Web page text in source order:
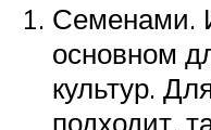
Семенами.
основном
культур.
подходит,